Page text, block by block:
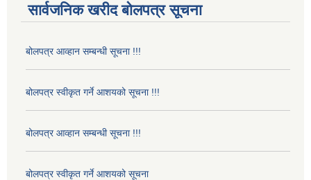
सार्वजनिक खरीद बोलपत्र सूचना
बोलपत्र आव्हान सम्बन्धी सूचना !!!
बोलपत्र स्वीकृत गर्ने आशयको सूचना !!!
बोलपत्र आव्हान सम्बन्धी सूचना !!!
बोलपत्र स्वीकृत गर्ने आशयको सूचना